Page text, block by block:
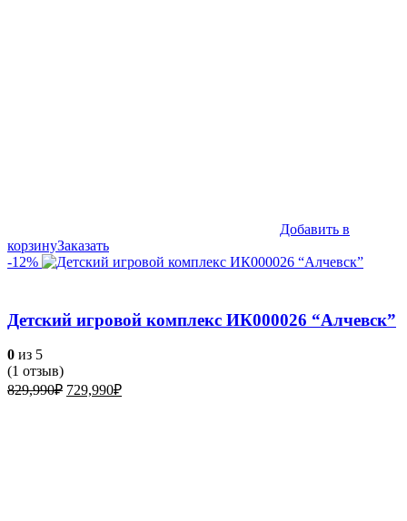
Добавить в
корзинуЗаказать
-12%
Детский игровой комплекс ИК000026 “Алчевск”
0 из 5
(1 отзыв)
829,990₽ Первоначальная
729,990₽Текущая